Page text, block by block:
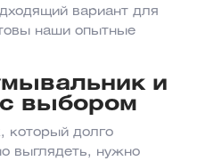
вариант для
наши опытные
и
выбором
который долго
выглядеть, нужно